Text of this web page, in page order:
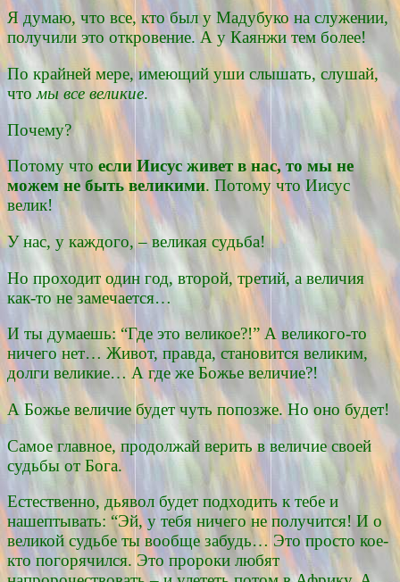
Я думаю, что все, кто был у Мадубуко на служении,
получили это откровение. А у Каянжи тем более!
По крайней мере, имеющий уши слышать, слушай,
чтомы все великие.
Почему?
Потому что если Иисус живет в нас, то мы не
можем не быть великими. Потому что Иисус
велик!
У нас, у каждого, – великая судьба!
Но проходит один год, второй, третий, а величия
как-то не замечается…
И ты думаешь: “Где это великое?!” А великого-то
ничего нет… Живот, правда, становится великим,
долги великие… А где же Божье величие?!
А Божье величие будет чуть попозже. Но оно будет!
Самое главное, продолжай верить в величие своей
судьбы от Бога.
Естественно, дьявол будет подходить к тебе и
нашептывать: “Эй, у тебя ничего не получится! И о
великой судьбе ты вообще забудь… Это просто кое-
кто погорячился. Это пророки любят